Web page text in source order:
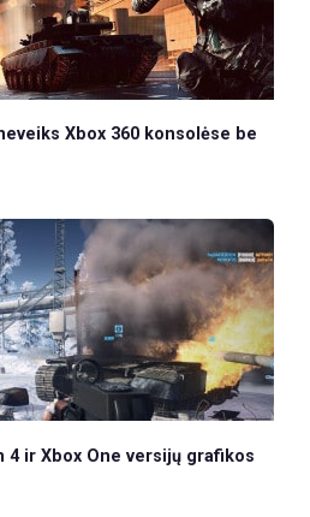
Xbox 360 konsolėse be
4 ir Xbox One versijų grafikos